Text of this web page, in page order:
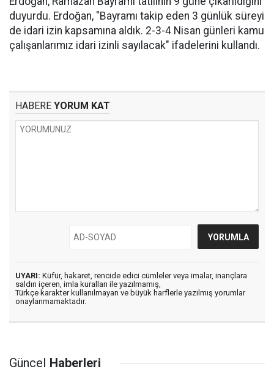
duyurdu. Erdoğan, "Bayramı takip eden 3 günlük süreyi
de idari izin kapsamına aldık. 2-3-4 Nisan günleri kamu
çalışanlarımız idari izinli sayılacak" ifadelerini kullandı.
HABERE YORUM KAT
UYARI: Küfür, hakaret, rencide edici cümleler veya imalar, inançlara
saldırı içeren, imla kuralları ile yazılmamış,
Türkçe karakter kullanılmayan ve büyük harflerle yazılmış yorumlar
onaylanmamaktadır.
Güncel Haberleri